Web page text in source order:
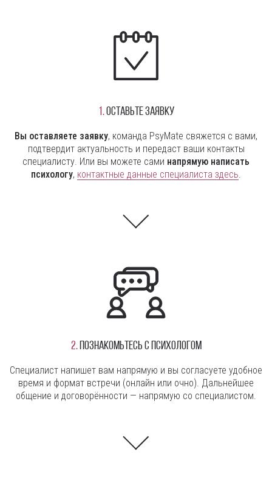
1.Оставьте заявку
Вы оставляете заявку, команда PsyMate свяжется с вами,
подтвердит актуальность и передаст ваши контакты
специалисту. Или вы можете сами напрямую написать
психологу, контактные данные специалиста здесь.
2.Познакомьтесь с психологом
Специалист напишет вам напрямую и вы согласуете удобное
время и формат встречи (онлайн или очно). Дальнейшее
общение и договорённости — напрямую со специалистом.